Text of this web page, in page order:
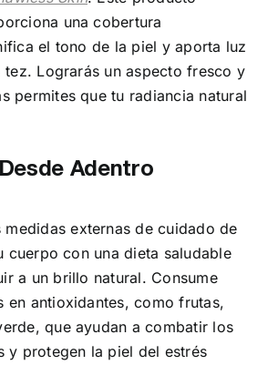
una cobertura
el tono de la piel y aporta luz
Lograrás un aspecto fresco y
permites que tu radiancia natural
Adentro
medidas externas de cuidado de
cuerpo con una dieta saludable
a un brillo natural. Consume
en antioxidantes, como frutas,
que ayudan a combatir los
y protegen la piel del estrés